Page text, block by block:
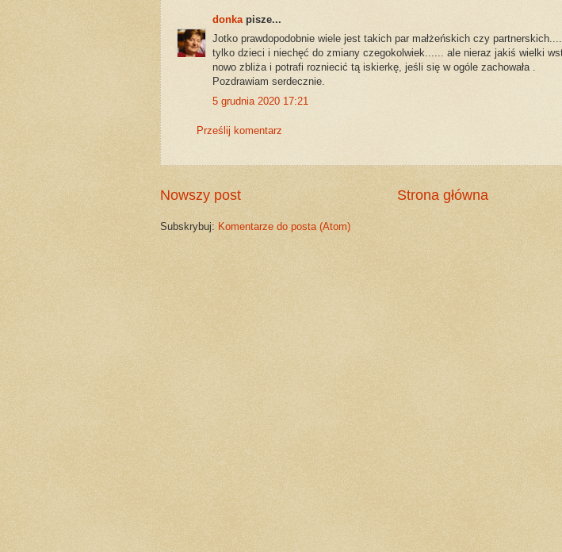
donka pisze...
Jotko prawdopodobnie wiele jest takich par małżeńskich czy
tylko dzieci i niechęć do zmiany czegokolwiek...... ale nieraz jakiś wielki
nowo zbliża i potrafi rozniecić tą iskierkę, jeśli się w ogóle zachowała .
Pozdrawiam serdecznie.
5 grudnia 2020 17:21
Prześlij komentarz
Nowszy post Strona główna
Subskrybuj: Komentarze do posta (Atom)